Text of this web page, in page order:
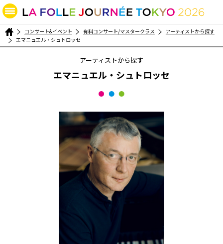
コンサート&イベント 有料コンサート/マスタークラス
アーティストから探す
エマニュエル・シュトロッセ
アーティストから探す
エマニュエル・シュトロッセ